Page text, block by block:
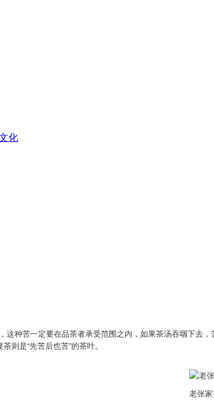
化
这种苦一定要在品茶者承受范围之内，如果茶汤吞咽下去
则是“先苦后也苦”的茶叶。
老张